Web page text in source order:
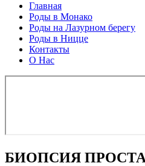
Главная
Роды в Монако
Роды на Лазурном берегу
Роды в Ницце
Контакты
О Нас
БИОПСИЯ